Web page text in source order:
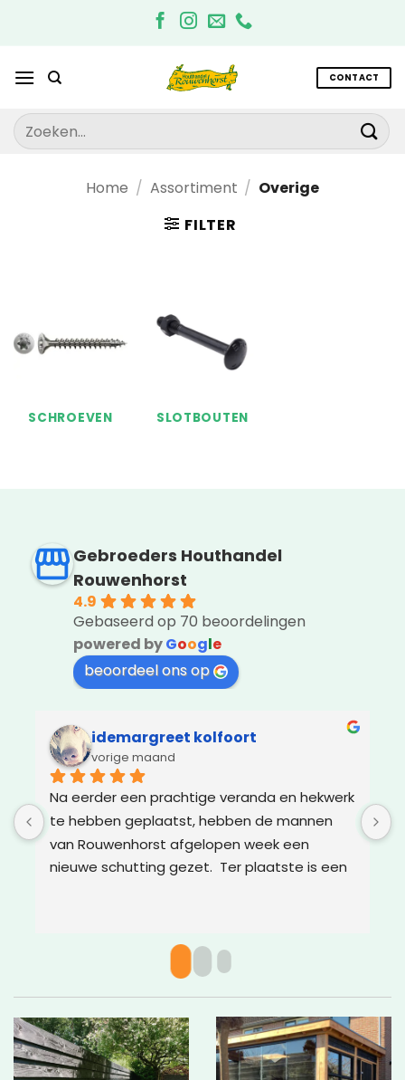
CONTACT
Zoeken
naar:
Home / Assortiment / Overige
FILTER
SCHROEVEN SLOTBOUTEN
Gebroeders Houthandel
Rouwenhorst
4.9
Gebaseerd op 70 beoordelingen
powered byGoogle
beoordeel ons op
idemargreet kolfoort
vorige maand
Na eerder een prachtige veranda en hekwerk
te hebben geplaatst, hebben de mannen
van Rouwenhorst afgelopen week een
nieuwe schutting gezet.  Ter plaatste is een